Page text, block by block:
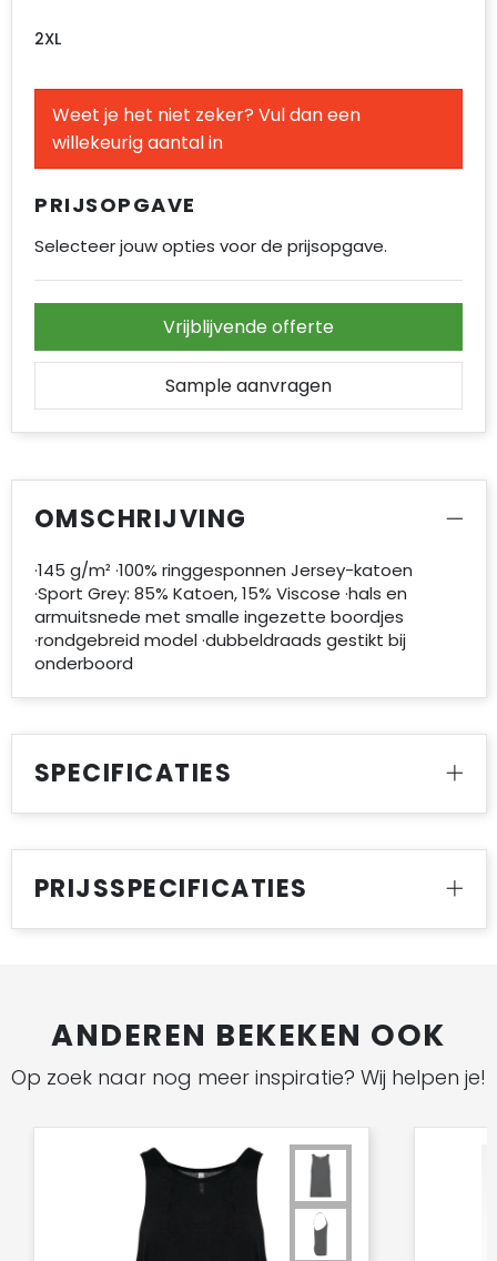
2XL
Weet je het niet zeker? Vul dan een
willekeurig aantal in
PRIJSOPGAVE
Selecteer jouw opties voor de prijsopgave.
Vrijblijvende offerte
Sample aanvragen
OMSCHRIJVING
·145 g/m² ·100% ringgesponnen Jersey-katoen
·Sport Grey: 85% Katoen, 15% Viscose ·hals en
armuitsnede met smalle ingezette boordjes
·rondgebreid model ·dubbeldraads gestikt bij
onderboord
SPECIFICATIES
PRIJSSPECIFICATIES
ANDEREN BEKEKEN OOK
Op zoek naar nog meer inspiratie? Wij helpen je!